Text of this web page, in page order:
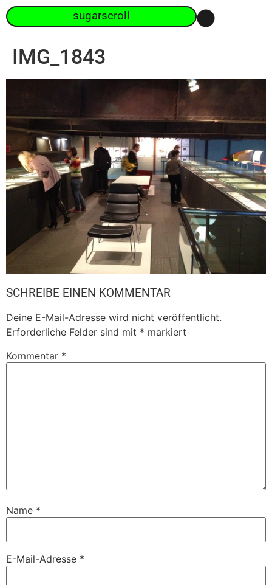
sugarscroll
IMG_1843
SCHREIBE EINEN KOMMENTAR
Deine E-Mail-Adresse wird nicht veröffentlicht.
Erforderliche Felder sind mit * markiert
Kommentar *
Name *
E-Mail-Adresse *